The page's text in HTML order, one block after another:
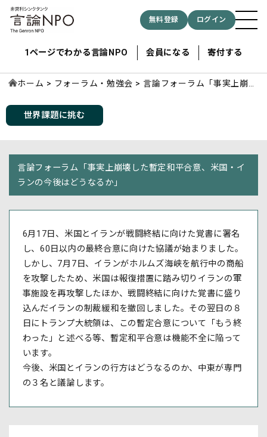
無料登録 ログイン
1ページでわかる言論NPO 会員になる 寄付する
ホーム フォーラム・勉強会
言論フォーラム「事実上崩壊
世界課題に挑む
言論フォーラム「事実上崩壊した暫定和平合意、米国・イ
ランの今後はどうなるか」
6月17日、米国とイランが戦闘終結に向けた覚書に署名
し、60日以内の最終合意に向けた協議が始まりました。
しかし、7月7日、イランがホルムズ海峡を航行中の商船
を攻撃したため、米国は報復措置に踏み切りイランの軍
事施設を再攻撃したほか、戦闘終結に向けた覚書に盛り
込んだイランの制裁緩和を撤回しました。その翌日の８
日にトランプ大統領は、この暫定合意について「もう終
わった」と述べる等、暫定和平合意は機能不全に陥って
います。
今後、米国とイランの行方はどうなるのか、中東が専門
の３名と議論します。